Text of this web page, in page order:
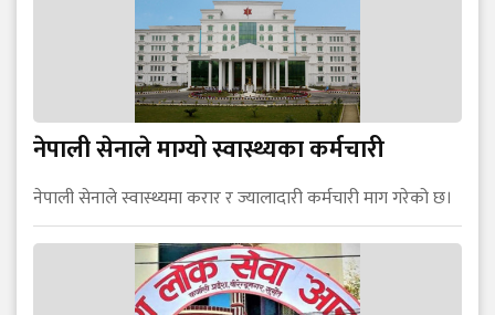
नेपाली सेनाले माग्यो स्वास्थ्यका कर्मचारी
नेपाली सेनाले स्वास्थ्यमा करार र ज्यालादारी कर्मचारी माग गरेको छ।